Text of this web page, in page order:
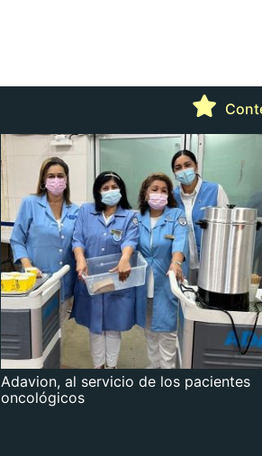
Adavion, al servicio de los pacientes
oncológicos